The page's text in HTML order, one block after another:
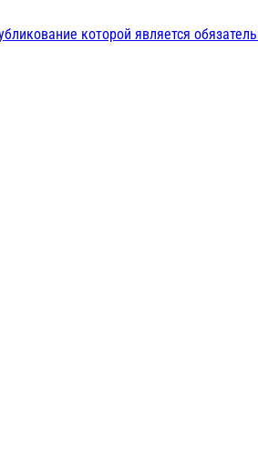
которой является